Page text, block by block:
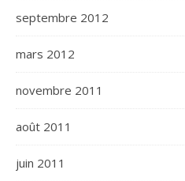
septembre 2012
mars 2012
novembre 2011
août 2011
juin 2011